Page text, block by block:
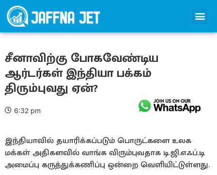
சீனாவிற்கு போகவேண்டிய
ஆர்டர்கள் இந்தியா பக்கம்
திரும்புவது ஏன்?
6:32 pm
இந்தியாவில் தயாரிக்கப்படும் பொருட்களை உலக
மக்கள் அதிகளவில் வாங்க விரும்புவதாக டி.ஜி.எஃப்.டி
அமைப்பு கருத்துக்கணிப்பு ஒன்றை வெளியிட்டுள்ளது.